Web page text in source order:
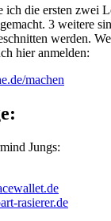
ich die ersten zwei
3 weitere
werden.
hier anmelden:
machen
Jungs:
rasierer.de